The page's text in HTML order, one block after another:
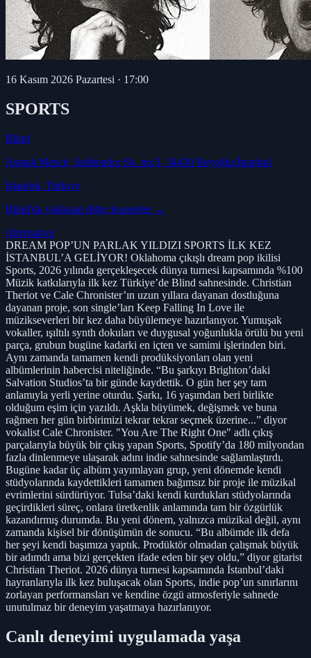
16 Kasım 2026 Pazartesi · 17:00
SPORTS
Blind
Asmalı Mescit, Şehbender Sk. no:3, 34430 Beyoğlu/İstanbul
İstanbul, Türkiye
Blind'da yaklaşan diğer konserler →
Alternative
DREAM POP’UN PARLAK YILDIZI SPORTS İLK KEZ
İSTANBUL’A GELİYOR! Oklahoma çıkışlı dream pop ikilisi
Sports, 2026 yılında gerçekleşecek dünya turnesi kapsamında %100
Müzik katkılarıyla ilk kez Türkiye’de Blind sahnesinde. Christian
Theriot ve Cale Chronister’ın uzun yıllara dayanan dostluğuna
dayanan proje, son single’ları Keep Falling In Love ile
müzikseverleri bir kez daha büyülemeye hazırlanıyor. Yumuşak
vokaller, ışıltılı synth dokuları ve duygusal yoğunlukla örülü bu yeni
parça, grubun bugüne kadarki en içten ve samimi işlerinden biri.
Aynı zamanda tamamen kendi prodüksiyonları olan yeni
albümlerinin habercisi niteliğinde. “Bu şarkıyı Brighton’daki
Salvation Studios’ta bir günde kaydettik. O gün her şey tam
anlamıyla yerli yerine oturdu. Şarkı, 16 yaşımdan beri birlikte
olduğum eşim için yazıldı. Aşkla büyümek, değişmek ve buna
rağmen her gün birbirimizi tekrar tekrar seçmek üzerine...” diyor
vokalist Cale Chronister. "You Are The Right One" adlı çıkış
parçalarıyla büyük bir çıkış yapan Sports, Spotify’da 180 milyondan
fazla dinlenmeye ulaşarak adını indie sahnesinde sağlamlaştırdı.
Bugüne kadar üç albüm yayımlayan grup, yeni dönemde kendi
stüdyolarında kaydettikleri tamamen bağımsız bir proje ile müzikal
evrimlerini sürdürüyor. Tulsa’daki kendi kurdukları stüdyolarında
geçirdikleri süreç, onlara üretkenlik anlamında tam bir özgürlük
kazandırmış durumda. Bu yeni dönem, yalnızca müzikal değil, aynı
zamanda kişisel bir dönüşümün de sonucu. “Bu albümde ilk defa
her şeyi kendi başımıza yaptık. Prodüktör olmadan çalışmak büyük
bir adımdı ama bizi gerçekten ifade eden bir şey oldu,” diyor gitarist
Christian Theriot. 2026 dünya turnesi kapsamında İstanbul’daki
hayranlarıyla ilk kez buluşacak olan Sports, indie pop’un sınırlarını
zorlayan performansları ve kendine özgü atmosferiyle sahnede
unutulmaz bir deneyim yaşatmaya hazırlanıyor.
Canlı deneyimi uygulamada yaşa